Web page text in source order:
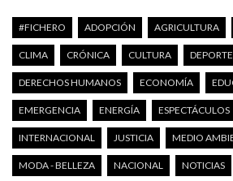
#FICHERO ADOPCIÓN AGRICULTURA
CLIMA CRÓNICA CULTURA
DERECHOS HUMANOS ECONOMÍA
EMERGENCIA ENERGÍA ESPECTÁCULOS
INTERNACIONAL JUSTICIA MEDIO
MODA - BELLEZA NACIONAL NOTICIAS